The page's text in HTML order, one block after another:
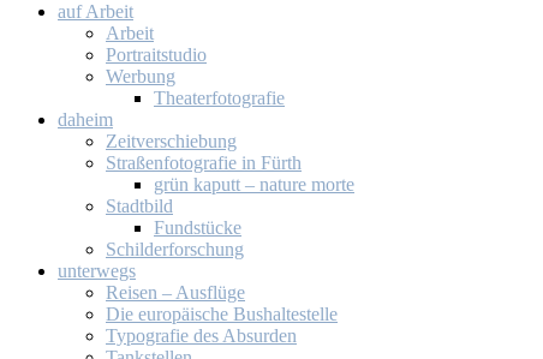
auf Ar­beit
Ar­beit
Por­trait­stu­dio
Wer­bung
Thea­ter­fo­to­gra­fie
da­heim
Zeit­ver­schie­bung
Stra­ßen­fo­to­gra­fie in Fürth
grün ka­putt – na­tu­re mor­te
Stadt­bild
Fund­stü­cke
Schil­der­for­schung
un­ter­wegs
Rei­sen – Aus­flü­ge
Die eu­ro­päi­sche Bus­hal­te­stel­le
Ty­po­gra­fie des Ab­sur­den